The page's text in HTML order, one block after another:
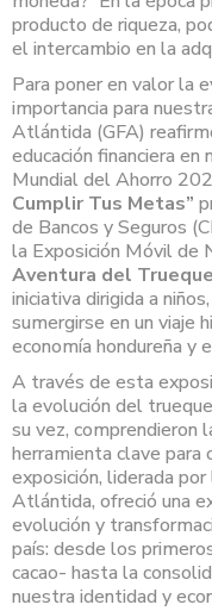
producto de riqueza,
el intercambio en la
Para poner en valor la
importancia para
Atlántida (GFA)
educación financiera
Mundial del Ahorro
Cumplir Tus Metas”
de Bancos y Seguros
la Exposición Móvil de
Aventura del
iniciativa dirigida a
sumergirse en un viaje
economía hondureña y
A través de esta
la evolución del
su vez, comprendieron
herramienta clave para
exposición, liderada
Atlántida, ofreció una
evolución y
país: desde los
cacao- hasta la
nuestra identidad y